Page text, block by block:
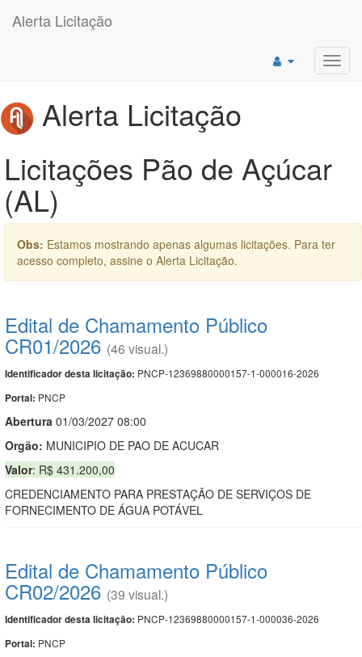
Alerta Licitação
Alerta Licitação
Licitações Pão de Açúcar
(AL)
Obs: Estamos mostrando apenas algumas licitações. Para ter
acesso completo, assine o Alerta Licitação.
Edital de Chamamento Público
CR01/2026 (46 visual.)
Identificador desta licitação: PNCP-12369880000157-1-000016-2026
Portal: PNCP
Abertura 01/03/2027 08:00
Orgão: MUNICIPIO DE PAO DE ACUCAR
Valor: R$ 431.200,00
CREDENCIAMENTO PARA PRESTAÇÃO DE SERVIÇOS DE
FORNECIMENTO DE ÁGUA POTÁVEL
Edital de Chamamento Público
CR02/2026 (39 visual.)
Identificador desta licitação: PNCP-12369880000157-1-000036-2026
Portal: PNCP